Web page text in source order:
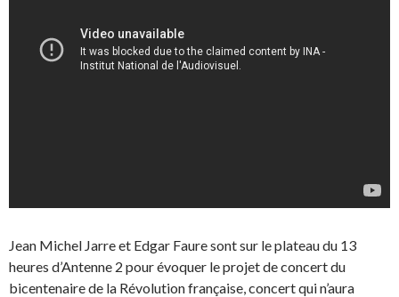
Jean Michel Jarre et Edgar Faure sont sur le plateau du 13
heures d’Antenne 2 pour évoquer le projet de concert du
bicentenaire de la Révolution française, concert qui n’aura